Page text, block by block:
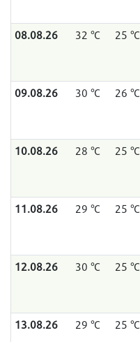
08.08.26 32 °C 25 °C
09.08.26 30 °C 26 °C
10.08.26 28 °C 25 °C
11.08.26 29 °C 25 °C
12.08.26 30 °C 25 °C
13.08.26 29 °C 25 °C